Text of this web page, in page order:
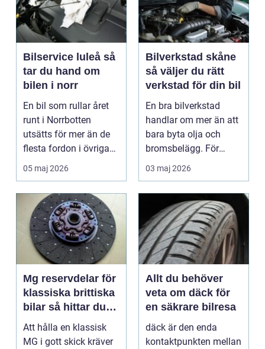
Bilservice luleå så
tar du hand om
bilen i norr
En bil som rullar året
runt i Norrbotten
utsätts för mer än de
flesta fordon i övriga
landet. Kyla, ...
05 maj 2026
Bilverkstad skåne
så väljer du rätt
verkstad för din bil
En bra bilverkstad
handlar om mer än att
bara byta olja och
bromsbelägg. För
många är bilen
avgörand...
03 maj 2026
Mg reservdelar för
klassiska brittiska
bilar så hittar du
rätt delar
Att hålla en klassisk
MG i gott skick kräver
Allt du behöver
veta om däck för
en säkrare bilresa
däck är den enda
kontaktpunkten mellan